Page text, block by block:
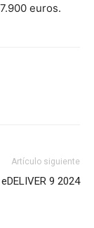
euros.
Artículo siguiente
9 2024